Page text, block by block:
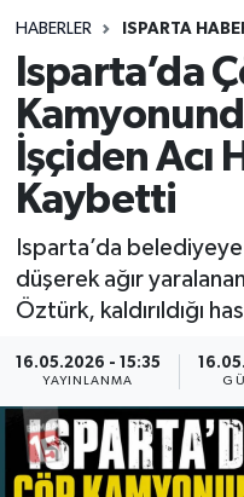
HABERLER ISPARTA
Isparta’da
İşçiden Acı
Kaybetti
Isparta’da
düşerek ağır
Öztürk, kaldırıldığı
16.05.2026 - 15:35
YAYINLANMA
Spor
Tebrik